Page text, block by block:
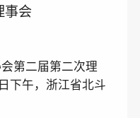
事会
第二届第二次理
下午，浙江省北斗